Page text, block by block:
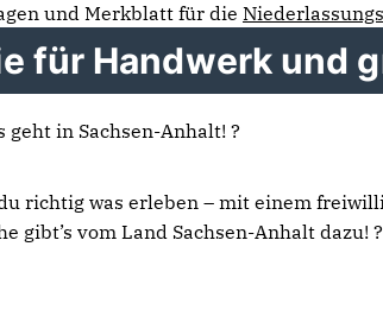
und Merkblatt für die
für Handwerk und
in Sachsen-Anhalt! ?
richtig was erleben – mit einem
gibt’s vom Land Sachsen-Anhalt dazu! ?